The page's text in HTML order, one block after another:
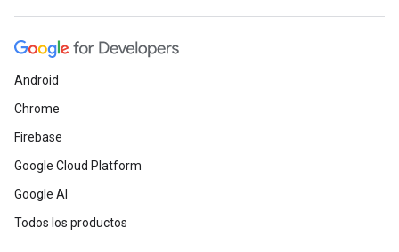
Android
Chrome
Firebase
Google Cloud Platform
Google AI
Todos los productos